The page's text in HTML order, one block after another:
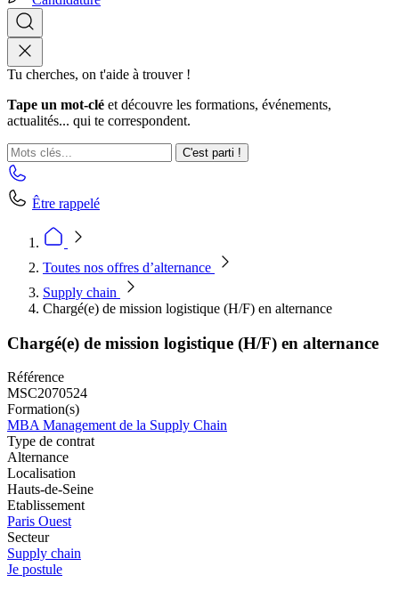
Tu cherches, on t'aide à trouver !
Tape un mot-clé et découvre les formations, événements,
actualités... qui te correspondent.
C'est parti !
Être rappelé
Toutes nos offres d’alternance
Supply chain
Chargé(e) de mission logistique (H/F) en alternance
Chargé(e) de mission logistique (H/F) en alternance
Référence
MSC2070524
Formation(s)
MBA Management de la Supply Chain
Type de contrat
Alternance
Localisation
Hauts-de-Seine
Etablissement
Paris Ouest
Secteur
Supply chain
Je postule